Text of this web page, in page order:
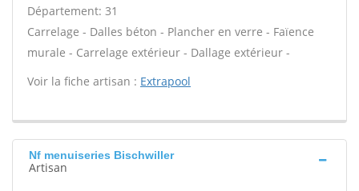
Département: 31
Carrelage - Dalles béton - Plancher en verre - Faïence
murale - Carrelage extérieur - Dallage extérieur -
Voir la fiche artisan : Extrapool
Nf menuiseries Bischwiller
Artisan